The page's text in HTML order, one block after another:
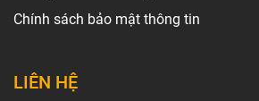
Chính sách bảo mật thông tin
LIÊN HỆ